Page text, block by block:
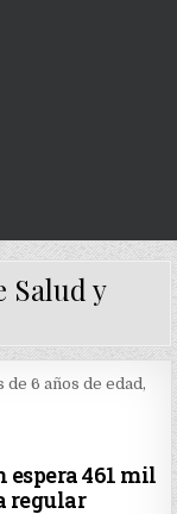
Salud y
461 mil
regular